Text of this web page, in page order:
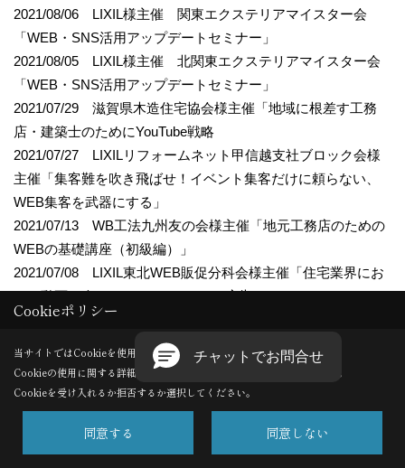
2021/08/06 LIXIL様主催 関東エクステリアマイスター会
「WEB・SNS活用アップデートセミナー」
2021/08/05 LIXIL様主催 北関東エクステリアマイスター会
「WEB・SNS活用アップデートセミナー」
2021/07/29 滋賀県木造住宅協会様主催「地域に根差す工務
店・建築士のためにYouTube戦略
2021/07/27 LIXILリフォームネット甲信越支社ブロック会様
主催「集客難を吹き飛ばせ！イベント集客だけに頼らない、
WEB集客を武器にする」
2021/07/13 WB工法九州友の会様主催「地元工務店のための
WEBの基礎講座（初級編）」
2021/07/08 LIXIL東北WEB販促分科会様主催「住宅業界にお
ける動画の今 YouTubeとYouTube広告」
2021/06/21 ERA ブロック会様主催「住宅業界における
WEB、SNSと動画の今 ー 進化する活用実態と成果 ー」
2021/05/28 マド本舗 東北エリア会様主催「明日からでき
る！効果的なWEB活用」
2021/05/26 日本板硝子・ひのまるチェーン大阪支部関西部会
様主催「実録・住宅業界の営業戦略 ホームページ＆SNSが
Cookieポリシー
当サイトではCookieを使用します。
Cookieの使用に関する詳細は 「プライバシーポリシー
」をご覧ください。
Cookieを受け入れるか拒否するか選択してください。
同意する 同意しない